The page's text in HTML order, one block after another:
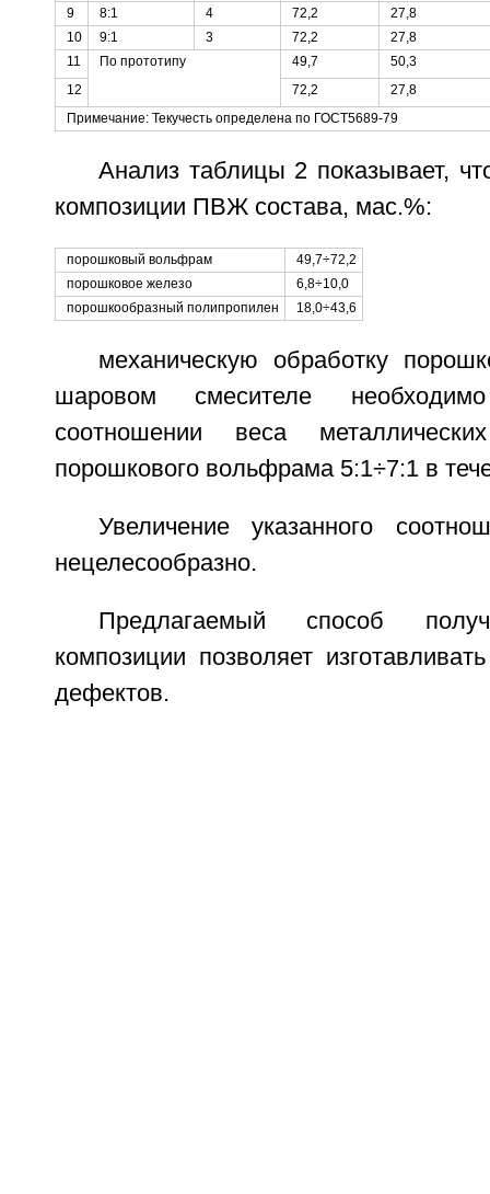
9
8:1 4 72,2
27,8
10
9:1 3 72,2
27,8
11
По прототипу 49,7
50,3
12
72,2
27,8
Примечание: Текучесть определена по ГОСТ5689-79
Анализ таблицы 2 показывает,
композиции ПВЖ состава, мас.%:
порошковый вольфрам
49,7÷72,2
порошковое железо
6,8÷10,0
порошкообразный полипропилен
18,0÷43,6
механическую обработку
шаровом смесителе
соотношении веса
порошкового вольфрама 5:1÷7:1 в
Увеличение указанного
нецелесообразно.
Предлагаемый способ
композиции позволяет
дефектов.